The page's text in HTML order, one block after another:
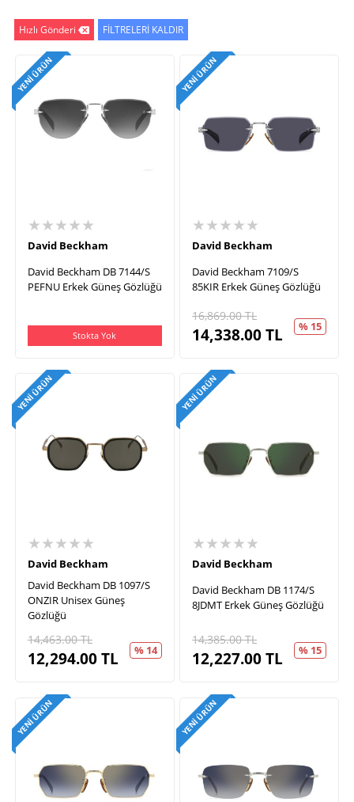
Hızlı Gönderi FİLTRELERİ KALDIR
YENI ÜRÜN
★★★★★
David Beckham
David Beckham DB 7144/S
PEFNU Erkek Güneş Gözlüğü
Stokta Yok
YENI ÜRÜN
★★★★★
David Beckham
David Beckham 7109/S
85KIR Erkek Güneş Gözlüğü
16,869.00TL
14,338.00TL % 15
YENI ÜRÜN
★★★★★
David Beckham
David Beckham DB 1097/S
ONZIR Unisex Güneş
Gözlüğü
14,463.00TL
12,294.00TL % 14
YENI ÜRÜN
★★★★★
David Beckham
David Beckham DB 1174/S
8JDMT Erkek Güneş Gözlüğü
14,385.00TL
12,227.00TL % 15
YENI ÜRÜN YENI ÜRÜN